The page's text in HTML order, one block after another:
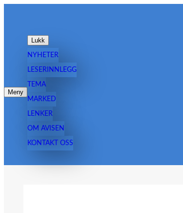
innhold
Meny
Lukk
NYHETER
LESERINNLEGG
TEMA
MARKED
LENKER
OM AVISEN
KONTAKT OSS